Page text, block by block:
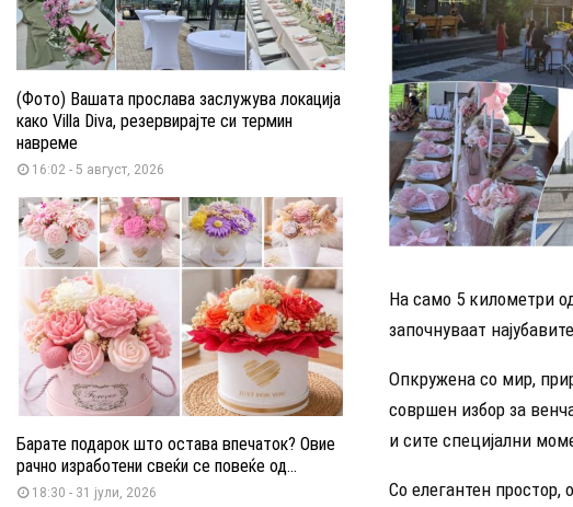
На само 5 километри
започнуваат
Опкружена со мир,
совршен избор за
и сите специјални
Со елегантен
(Фото) Вашата прослава заслужува локација
како Villa Diva, резервирајте си термин
навреме
16:02 - 5 август, 2026
Барате подарок што остава впечаток? Овие
рачно изработени свеќи се повеќе од...
18:30 - 31 јули, 2026